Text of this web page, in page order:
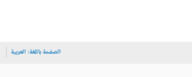
الصفحة باللغة: العربية